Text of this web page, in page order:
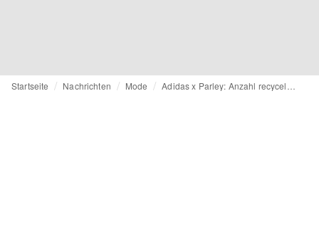
Startseite Nachrichten Mode